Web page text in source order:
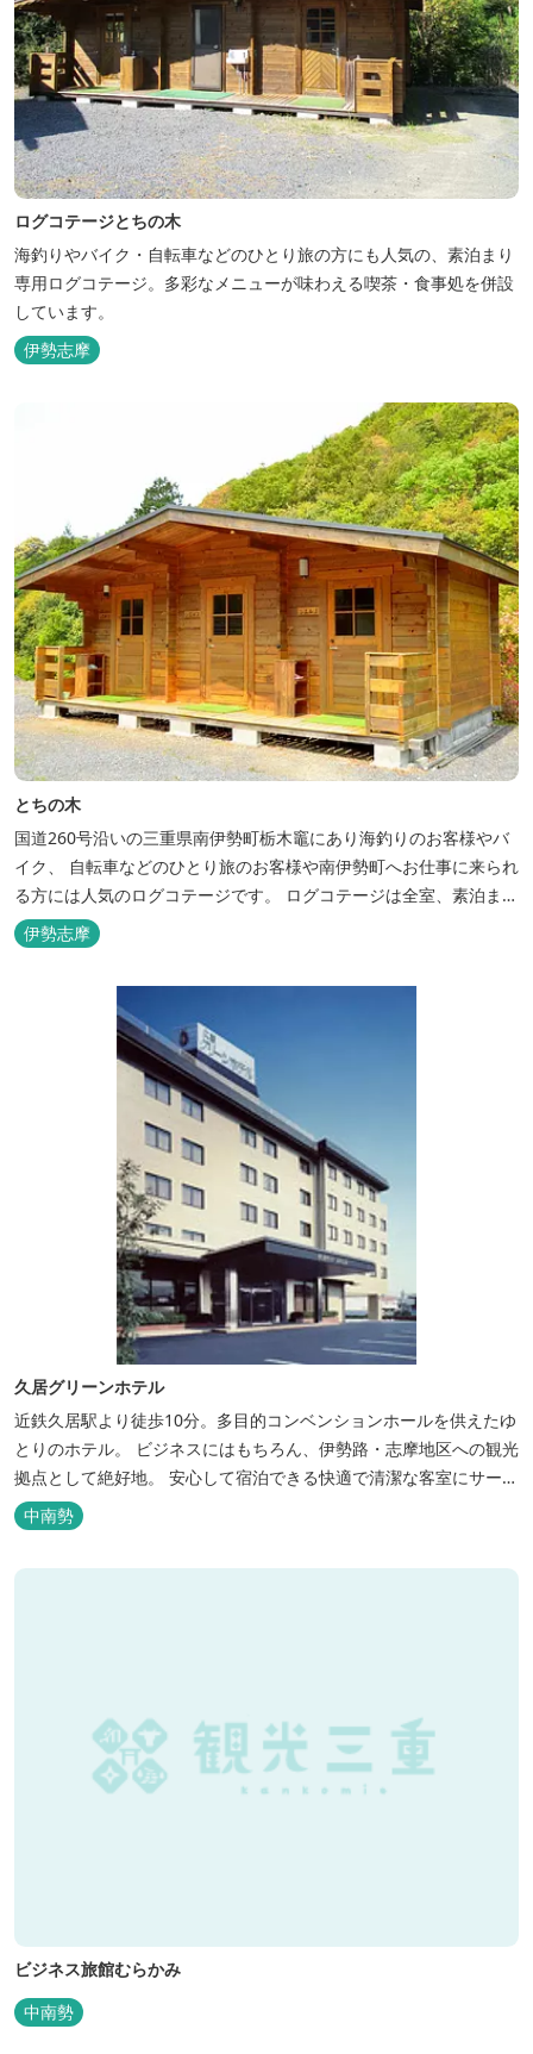
ログコテージとちの木
海釣りやバイク・自転車などのひとり旅の方にも人気の、素泊まり
専用ログコテージ。多彩なメニューが味わえる喫茶・食事処を併設
しています。
伊勢志摩
とちの木
国道260号沿いの三重県南伊勢町栃木竈にあり海釣りのお客様やバ
イク、 自転車などのひとり旅のお客様や南伊勢町へお仕事に来られ
る方には人気のログコテージです。 ログコテージは全室、素泊まり
となっており、おひとり様限定のお部屋、お二人様限定のお部屋、
3名様から5名様限定のお部屋とあります。 お風呂やトイレは別棟
人気のトンテ...
伊勢志摩
久居グリーンホテル
近鉄久居駅より徒歩10分。多目的コンベンションホールを供えたゆ
とりのホテル。 ビジネスにはもちろん、伊勢路・志摩地区への観光
拠点として絶好地。 安心して宿泊できる快適で清潔な客室にサービ
スも行き届いています。一志・ 嬉野のゴルフ場に至近。
中南勢
ビジネス旅館むらかみ
中南勢